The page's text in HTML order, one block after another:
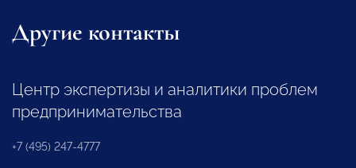
Другие контакты
Центр экспертизы и аналитики проблем
предпринимательства
+7 (495) 247-4777